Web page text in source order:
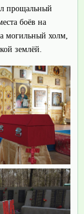
прощальный
боёв на
могильный холм,
землёй.